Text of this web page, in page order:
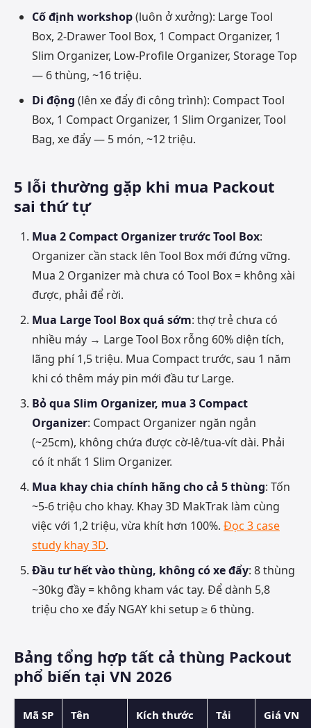
Cố định workshop(luôn ở xưởng): Large Tool
Box, 2-Drawer Tool Box, 1 Compact Organizer, 1
Slim Organizer, Low-Profile Organizer, Storage Top
— 6 thùng, ~16 triệu.
Di động (lên xe đẩy đi công trình): Compact Tool
Box, 1 Compact Organizer, 1 Slim Organizer, Tool
Bag, xe đẩy — 5 món, ~12 triệu.
5 lỗi thường gặp khi mua Packout
sai thứ tự
Mua 2 Compact Organizer trước Tool Box:
Organizer cần stack lên Tool Box mới đứng vững.
Mua 2 Organizer mà chưa có Tool Box = không xài
được, phải để rời.
Mua Large Tool Box quá sớm: thợ trẻ chưa có
nhiều máy → Large Tool Box rỗng 60% diện tích,
lãng phí 1,5 triệu. Mua Compact trước, sau 1 năm
khi có thêm máy pin mới đầu tư Large.
Bỏ qua Slim Organizer, mua 3 Compact
Organizer: Compact Organizer ngăn ngắn
(~25cm), không chứa được cờ-lê/tua-vít dài. Phải
có ít nhất 1 Slim Organizer.
Mua khay chia chính hãng cho cả 5 thùng: Tốn
~5-6 triệu cho khay. Khay 3D MakTrak làm cùng
việc với 1,2 triệu, vừa khít hơn 100%. Đọc 3 case
study khay 3D.
Đầu tư hết vào thùng, không có xe đẩy: 8 thùng
~30kg đầy = không kham vác tay. Để dành 5,8
triệu cho xe đẩy NGAY khi setup ≥ 6 thùng.
Bảng tổng hợp tất cả thùng Packout
phổ biến tại VN 2026
Mã SP Tên Kích thước Tải
Giá VN